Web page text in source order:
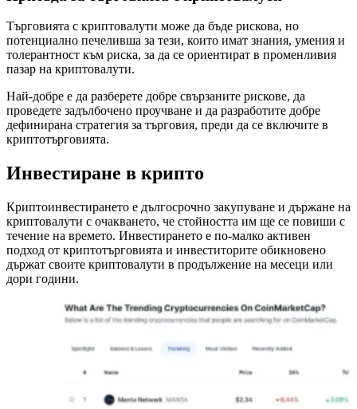
Търговията с криптовалути може да бъде рискова, но
потенциално печеливша за тези, които имат знания, умения и
толерантност към риска, за да се ориентират в променливия
пазар на криптовалути.
Най-добре е да разберете добре свързаните рискове, да
проведете задълбочено проучване и да разработите добре
дефинирана стратегия за търговия, преди да се включите в
криптотърговията.
Инвестиране в крипто
Криптоинвестирането е дългосрочно закупуване и държане на
криптовалути с очакването, че стойността им ще се повиши с
течение на времето. Инвестирането е по-малко активен
подход от криптотърговията и инвеститорите обикновено
държат своите криптовалути в продължение на месеци или
дори години.